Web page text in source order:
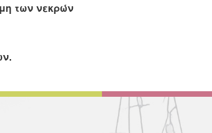
των νεκρών